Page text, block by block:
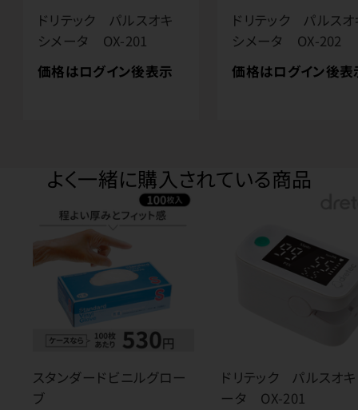
ドリテック パルスオキ
シメータ OX-201
価格はログイン後表示
ドリテック パルス
シメータ OX-202
価格はログイン後表
よく一緒に購入されている商品
スタンダードビニルグロー
ブ
ドリテック パルスオ
ータ OX-201